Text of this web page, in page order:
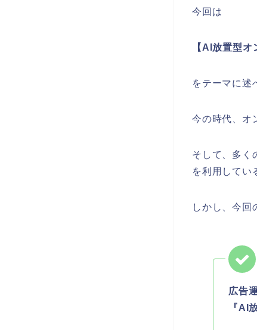
今回は
【AI放置型
をテーマに述
今の時代、オ
そして、多く
を利用してい
しかし、今回
広告
『AI